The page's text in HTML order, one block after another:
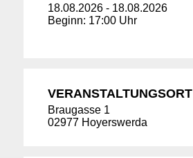
18.08.2026 - 18.08.2026
Beginn: 17:00 Uhr
VERANSTALTUNGSORT
Braugasse 1
02977 Hoyerswerda